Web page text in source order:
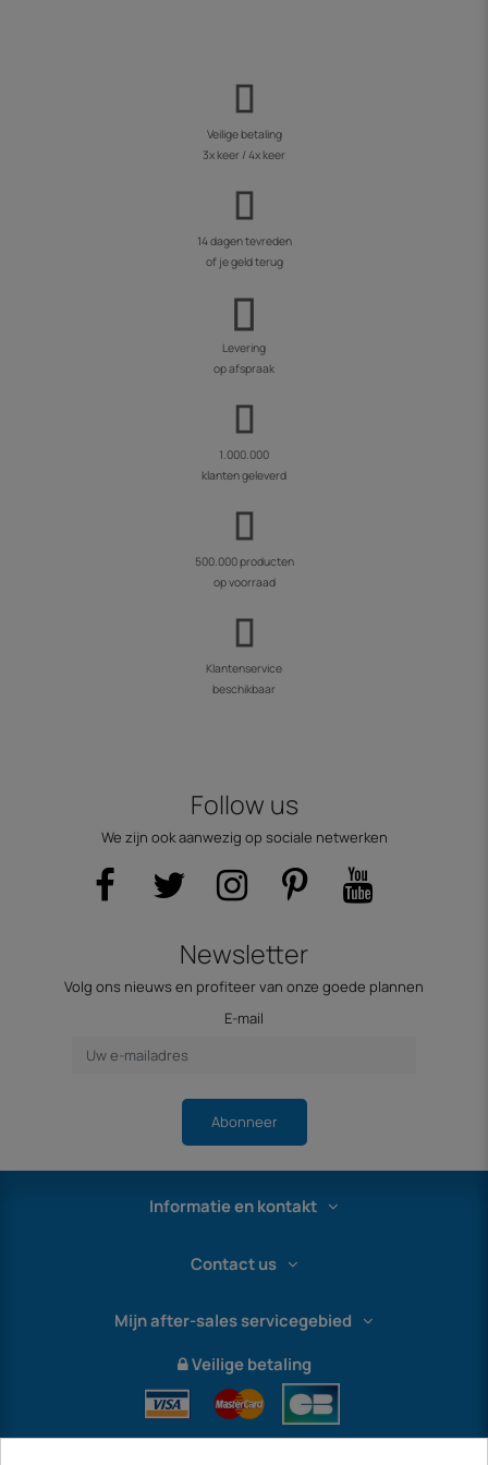
Veilige betaling
3x keer / 4x keer
14 dagen tevreden
of je geld terug
Levering
op afspraak
1.000.000
klanten geleverd
500.000 producten
op voorraad
Klantenservice
beschikbaar
Follow us
We zijn ook aanwezig op sociale netwerken
Newsletter
Volg ons nieuws en profiteer van onze goede plannen
E-mail
Abonneer
Informatie en kontakt
Contact us
Mijn after-sales servicegebied
Veilige betaling